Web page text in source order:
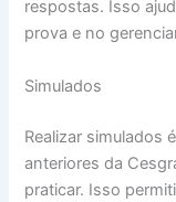
respostas. Isso
prova e no
Simulados
Realizar simulados
anteriores da
praticar. Isso